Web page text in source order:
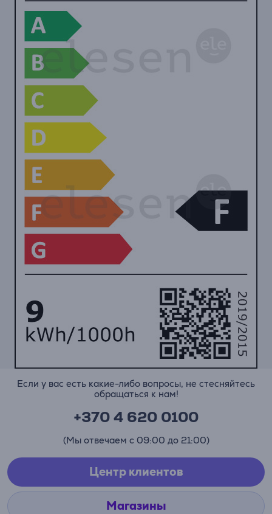
Если у вас есть какие-либо вопросы, не стесняйтесь
обращаться к нам!
+370 4 620 0100
(Мы отвечаем с 09:00 до 21:00)
Центр клиентов
Магазины